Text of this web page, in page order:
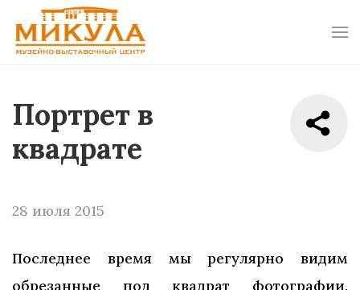
Портрет в
квадрате
28 июля 2015
Последнее время мы регулярно видим
обрезанные под квадрат фотографии,